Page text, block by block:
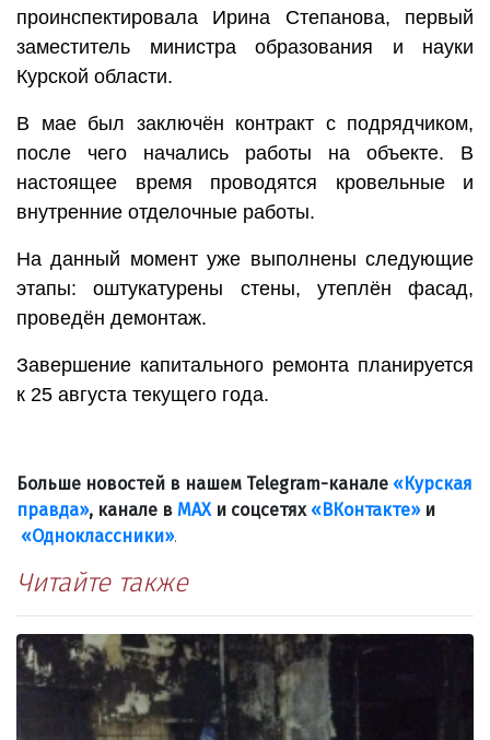
проинспектировала Ирина Степанова, первый
заместитель министра образования и науки
Курской области.
В мае был заключён контракт с подрядчиком,
после чего начались работы на объекте. В
настоящее время проводятся кровельные и
внутренние отделочные работы.
На данный момент уже выполнены следующие
этапы: оштукатурены стены, утеплён фасад,
проведён демонтаж.
Завершение капитального ремонта планируется
к 25 августа текущего года.
Больше новостей в нашем Telegram-канале «Курская
правда», канале в МАХи соцсетях «ВКонтакте»и
«Одноклассники».
Читайте также